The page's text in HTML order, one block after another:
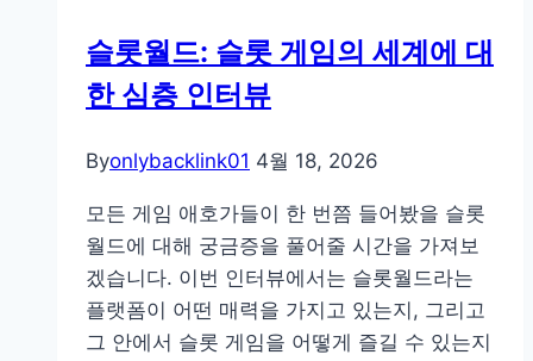
는
그
룹
짤
글
로
벌
트
렌
슬롯월드: 슬롯 게임의 세계에 대
한 심층 인터뷰
Byonlybacklink01 4월 18, 2026
모든 게임 애호가들이 한 번쯤 들어봤을 슬롯
월드에 대해 궁금증을 풀어줄 시간을 가져보
겠습니다. 이번 인터뷰에서는 슬롯월드라는
플랫폼이 어떤 매력을 가지고 있는지, 그리고
그 안에서 슬롯 게임을 어떻게 즐길 수 있는지